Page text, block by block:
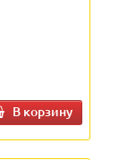
В корзину